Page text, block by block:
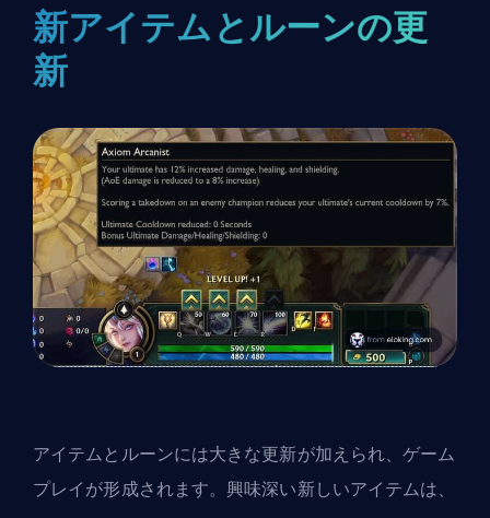
新アイテムとルーンの更
新
アイテムとルーンには大きな更新が加えられ、ゲーム
プレイが形成されます。興味深い新しいアイテムは、